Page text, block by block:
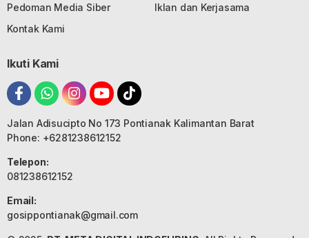
Pedoman Media Siber
Iklan dan Kerjasama
Kontak Kami
Ikuti Kami
Jalan Adisucipto No 173 Pontianak Kalimantan Barat
Phone: +6281238612152
Telepon:
081238612152
Email:
gosippontianak@gmail.com